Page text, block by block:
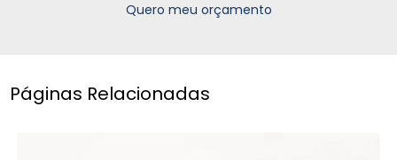
Quero meu orçamento
Páginas Relacionadas